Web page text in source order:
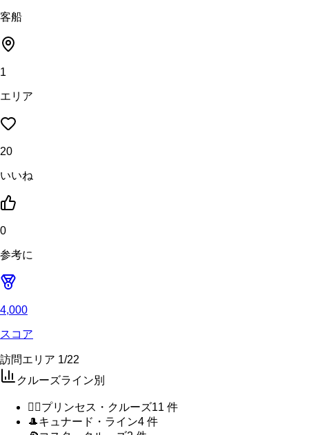
客船
1
エリア
20
いいね
0
参考に
4,000
スコア
訪問エリア 1/22
クルーズライン別
🧜‍♀️プリンセス・クルーズ11 件
🎩キュナード・ライン4 件